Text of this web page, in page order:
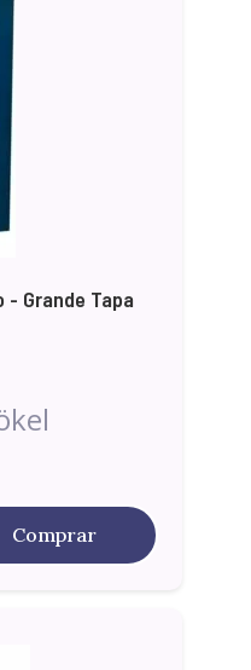
- Grande Tapa
Comprar